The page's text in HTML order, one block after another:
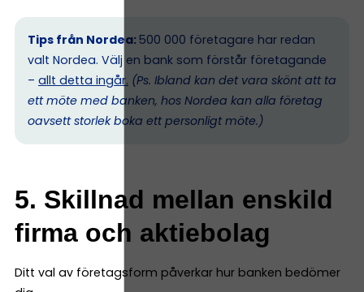
Tips från Nordea: 500 000 företagare har redan
valt Nordea. Välj en bank som förstår företagande
– allt detta ingår. (Ps. Ibland kan det vara skönt att ta
ett möte med banken, hos Nordea kan alla företag
oavsett storlek boka ett personligt möte.)
5. Skillnad mellan enskild
firma och aktiebolag
Ditt val av företagsform påverkar hur banken bedömer